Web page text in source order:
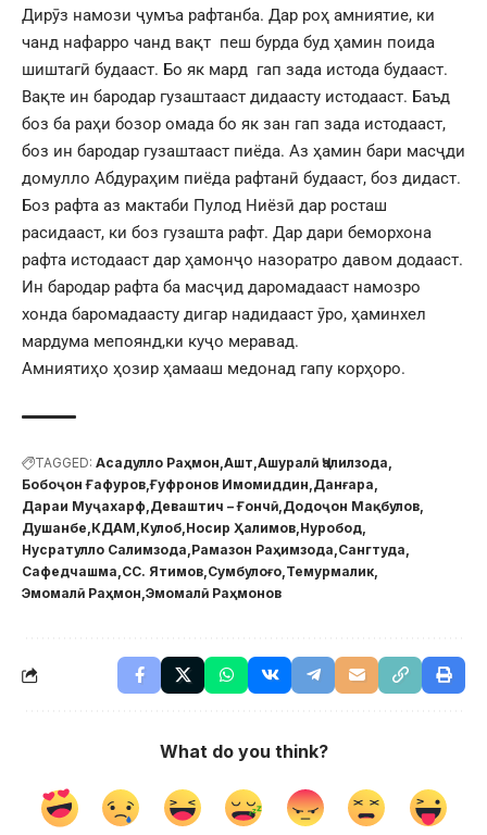
Дирӯз намози ҷумъа рафтанба. Дар роҳ амниятие, ки
чанд нафарро чанд вақт пеш бурда буд ҳамин поида
шиштагӣ будааст. Бо як мард гап зада истода будааст.
Вақте ин бародар гузаштааст дидаасту истодааст. Баъд
боз ба раҳи бозор омада бо як зан гап зада истодааст,
боз ин бародар гузаштааст пиёда. Аз ҳамин бари масҷди
домулло Абдураҳим пиёда рафтанӣ будааст, боз дидаст.
Боз рафта аз мактаби Пулод Ниёзӣ дар росташ
расидааст, ки боз гузашта рафт. Дар дари беморхона
рафта истодааст дар ҳамонҷо назоратро давом додааст.
Ин бародар рафта ба масҷид даромадааст намозро
хонда баромадаасту дигар надидааст ӯро, ҳаминхел
мардума мепоянд,ки куҷо меравад.
Амниятиҳо ҳозир ҳамааш медонад гапу корҳоро.
TAGGED: Асадулло Раҳмон Ашт Ашуралӣ Ҷалилзода
Бобоҷон Ғафуров Ғуфронов Имомиддин Данғара
Дараи Муҷахарф Деваштич – Ғончӣ Додоҷон Мақбулов
Душанбе КДАМ Кулоб Носир Ҳалимов Нуробод
Нусратулло Салимзода Рамазон Раҳимзода Сангтуда
Сафедчашма СС. Ятимов Сумбулоғо Темурмалик
Эмомалӣ Раҳмон Эмомалӣ Раҳмонов
What do you think?